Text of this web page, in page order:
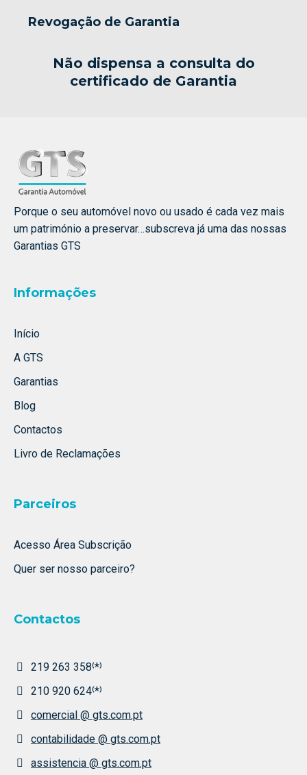
Revogação de Garantia
Não dispensa a consulta do
certificado de Garantia
Porque o seu automóvel novo ou usado é cada vez mais
um património a preservar…subscreva já uma das nossas
Garantias GTS
Informações
Início
A GTS
Garantias
Blog
Contactos
Livro de Reclamações
Parceiros
Acesso Área Subscrição
Quer ser nosso parceiro?
Contactos
219 263 358⁽*⁾
210 920 624⁽*⁾
comercial @ gts.com.pt
contabilidade @ gts.com.pt
assistencia @ gts.com.pt